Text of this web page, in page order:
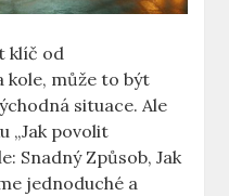
klíč od
‌kole, může to být
situace. Ale
„Jak povolit
Snadný Způsob, Jak
jednoduché⁤ a